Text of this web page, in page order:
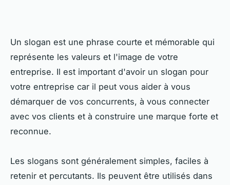
Un slogan est une phrase courte et mémorable qui
représente les valeurs et l'image de votre
entreprise. Il est important d'avoir un slogan pour
votre entreprise car il peut vous aider à vous
démarquer de vos concurrents, à vous connecter
avec vos clients et à construire une marque forte et
reconnue.
Les slogans sont généralement simples, faciles à
retenir et percutants. Ils peuvent être utilisés dans